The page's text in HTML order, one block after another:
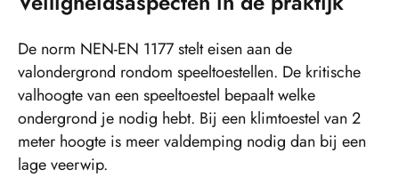
De norm NEN-EN 1177 stelt eisen aan de
valondergrond rondom speeltoestellen. De kritische
valhoogte van een speeltoestel bepaalt welke
ondergrond je nodig hebt. Bij een klimtoestel van 2
meter hoogte is meer valdemping nodig dan bij een
lage veerwip.